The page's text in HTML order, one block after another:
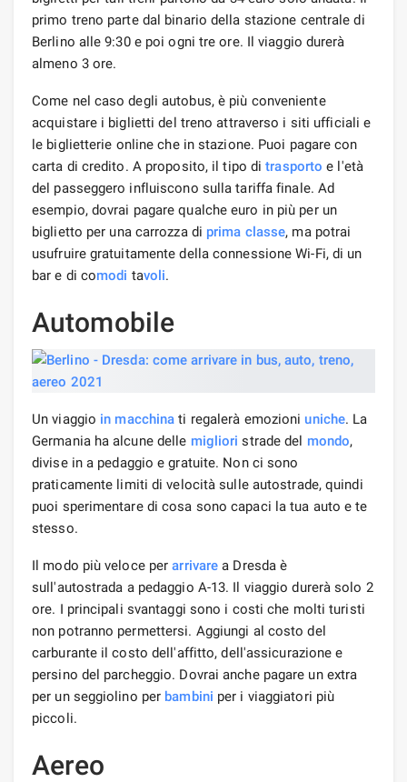
primo treno parte dal binario della stazione centrale di
Berlino alle 9:30 e poi ogni tre ore. Il viaggio durerà
almeno 3 ore.
Come nel caso degli autobus, è più conveniente
acquistare i biglietti del treno attraverso i siti ufficiali e
le biglietterie online che in stazione. Puoi pagare con
carta di credito. A proposito, il tipo ditrasporto e l'età
del passeggero influiscono sulla tariffa finale. Ad
esempio, dovrai pagare qualche euro in più per un
biglietto per una carrozza di prima classe, ma potrai
usufruire gratuitamente della connessione Wi-Fi, di un
bar e di comodi tavoli.
Automobile
Un viaggio in macchina ti regalerà emozioniuniche. La
Germania ha alcune delle migliori strade del mondo,
divise in a pedaggio e gratuite. Non ci sono
praticamente limiti di velocità sulle autostrade, quindi
puoi sperimentare di cosa sono capaci la tua auto e te
stesso.
Il modo più veloce perarrivare a Dresda è
sull'autostrada a pedaggio A-13. Il viaggio durerà solo 2
ore. I principali svantaggi sono i costi che molti turisti
non potranno permettersi. Aggiungi al costo del
carburante il costo dell'affitto, dell'assicurazione e
persino del parcheggio. Dovrai anche pagare un extra
per un seggiolino per bambini per i viaggiatori più
piccoli.
Aereo